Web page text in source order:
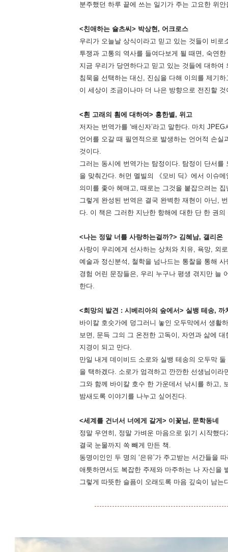
분주했던 하루 끝에 쓰는 일기가 주는 고요한 위
<친애하는 슐츠씨> 박상현, 어크로스
우리가 오늘날 상식이라고 믿고 있는 것들이 비로
투쟁과 고통의 역사를 들여다보게 될 때면, 숙연
지금 우리가 당연하다고 믿고 있는 것들에 대하여
침묵을 선택하는 대신, 진심을 다해 이의를 제기
이 세상이 조금이나마 더 나은 방향으로 전진할
<흰 고래의 흼에 대하여> 홍한별, 위고
저자는 번역가를 ‘배신자’라고 말한다. 마치
언어를 오갈 때 필연적으로 발생하는 언어적 손
것이다.
그러는 동시에 번역가는 탐정이다. 탐정이 단서
을 맞춰간다. 허먼 멜빌의 《모비 딕》에서 이슈
의미를 좇아 헤매고, 때로는 그것을 붙잡으려는
그렇게 완성된 번역은 결국 완벽한 재현이 아닌,
다. 이 책은 그러한 지난한 항해에 대한 단 한 권의
<나는 정말 너를 사랑하는걸까?> 김혜남, 갤리온
사랑이 우리에게 선사하는 상처와 치유, 욕망, 외
예술과 정신분석, 철학을 넘나드는 통찰을 통해 사
경험 어린 문장들은, 우리 누구나 평생 겪지만 늘
한다.
<희망의 발견 : 시베리아의 숲에서> 실뱅 테송, 까
바이칼 호숫가에 덩그러니 놓인 오두막에서 생활
보면, 문득 그의 그 온전한 고독이, 자연과 삶에
지경이 되고 만다.
만일 내게 데이비드 소로와 실뱅 테송의 오두막
을 택하겠다. 소로가 엄격하고 깐깐한 선생님이
그와 함께 바이칼 호수 한 가운데서 낚시를 하고,
밤새도록 이야기를 나누고 싶어진다.
<세계를 건너서 너에게 갈게> 이꽃님, 문학동네
정말 우연히, 정말 가벼운 마음으로 읽기 시작했
결국 눈물까지 쏙 빼게 만든 책.
동명이인인 두 명의 ‘은유’가 주고받는 서간들을
애틋하면서도 복잡한 주제와 마주하는 나 자신을
그렇게 따뜻한 슬픔이 오래도록 마음 깊숙이 남는